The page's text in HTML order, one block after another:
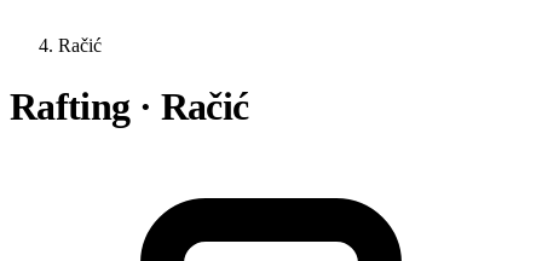
Račić
Rafting · Račić